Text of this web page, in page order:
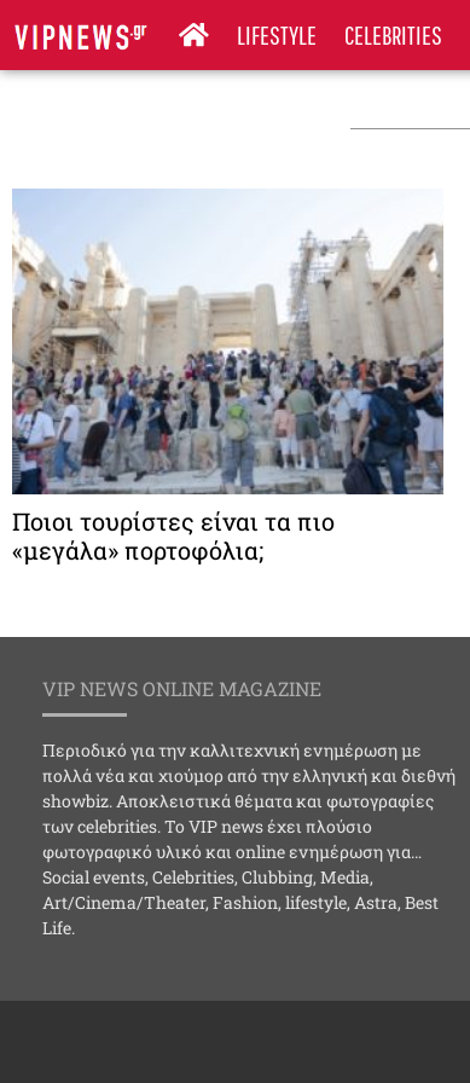
LIFESTYLE CELEBRITIES
Ποιοι τουρίστες είναι τα πιο
«μεγάλα» πορτοφόλια;
VIP NEWS ONLINE MAGAZINE
Περιοδικό για την καλλιτεχνική ενημέρωση με
πολλά νέα και χιούμορ από την ελληνική και διεθνή
showbiz. Αποκλειστικά θέματα και φωτογραφίες
των celebrities. Το VIP news έχει πλούσιο
φωτογραφικό υλικό και online ενημέρωση για…
Social events, Celebrities, Clubbing, Media,
Art/Cinema/Theater, Fashion, lifestyle, Astra, Best
Life.